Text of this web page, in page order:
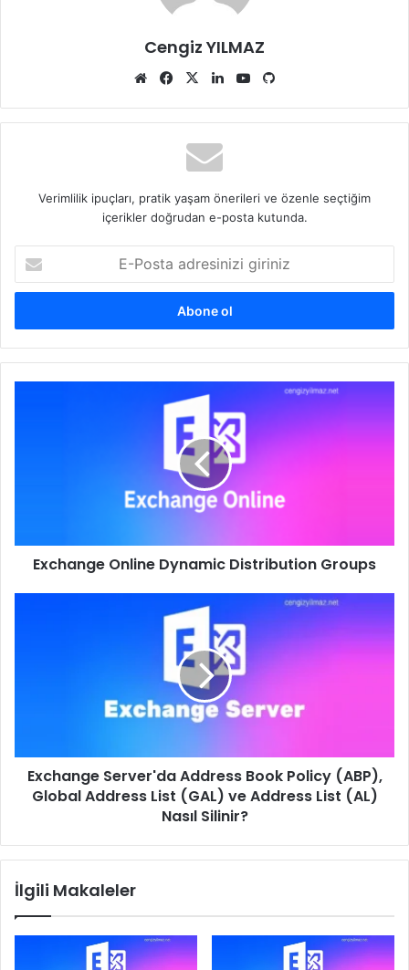
Cengiz YILMAZ
Web
Facebook
X LinkedInYouTube
Verimlilik ipuçları, pratik yaşam önerileri ve özenle seçtiğim
içerikler doğrudan e-posta kutunda.
Posta
adresinizi
Exchange Online Dynamic Distribution Groups
List
(GAL)
(AL)
Silinir?
Exchange Server'da Address Book Policy (ABP),
Global Address List (GAL) ve Address List (AL)
Nasıl Silinir?
İlgili Makaleler